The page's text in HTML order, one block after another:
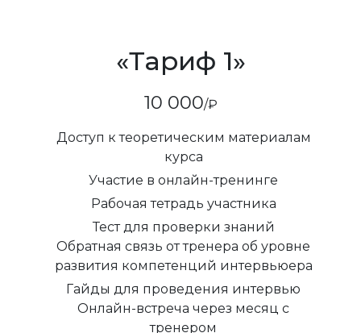
«Тариф 1»
10 000/₽
Доступ к теоретическим материалам
курса
Участие в онлайн-тренинге
Рабочая тетрадь участника
Тест для проверки знаний
Обратная связь от тренера об уровне
развития компетенций интервьюера
Гайды для проведения интервью
Онлайн-встреча через месяц с
тренером